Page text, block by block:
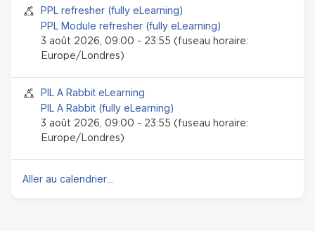
Session Face-to-face
PPL refresher (fully eLearning)
PPL Module refresher (fully eLearning)
3 août 2026, 09:00 - 23:55 (fuseau horaire:
Europe/Londres)
Session Face-to-face
PIL A Rabbit eLearning
PIL A Rabbit (fully eLearning)
3 août 2026, 09:00 - 23:55 (fuseau horaire:
Europe/Londres)
Aller au calendrier